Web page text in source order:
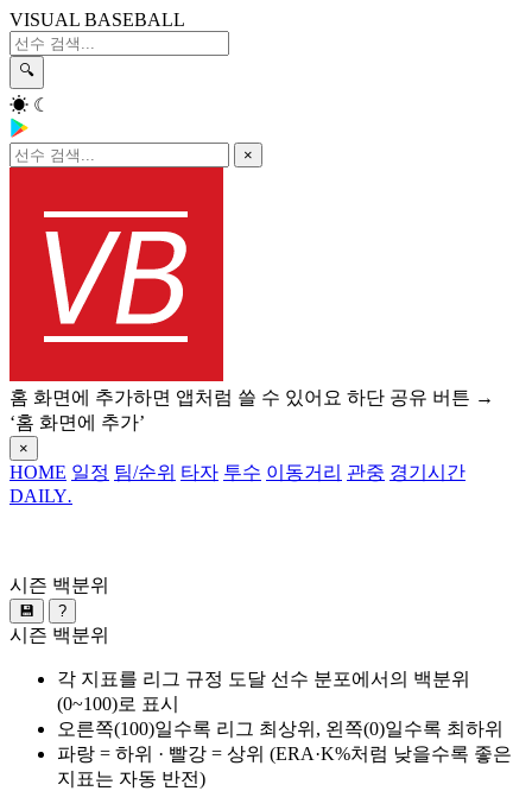
VISUAL BASEBALL
🔍
☀ ☾
×
홈 화면에 추가하면 앱처럼 쓸 수 있어요 하단 공유 버튼 →
‘홈 화면에 추가’
×
HOME 일정 팀/순위 타자 투수 이동거리 관중 경기시간
DAILY.
시즌 백분위
💾 ?
시즌 백분위
각 지표를 리그 규정 도달 선수 분포에서의 백분위
(0~100)로 표시
오른쪽(100)일수록 리그 최상위, 왼쪽(0)일수록 최하위
파랑 = 하위 · 빨강 = 상위 (ERA·K%처럼 낮을수록 좋은
지표는 자동 반전)